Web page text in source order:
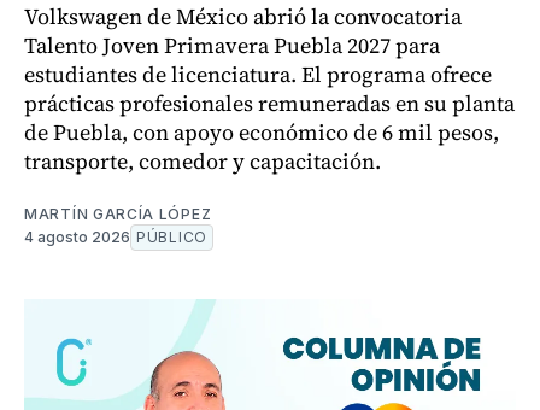
Volkswagen de México abrió la convocatoria
Talento Joven Primavera Puebla 2027 para
estudiantes de licenciatura. El programa ofrece
prácticas profesionales remuneradas en su planta
de Puebla, con apoyo económico de 6 mil pesos,
transporte, comedor y capacitación.
MARTÍN GARCÍA LÓPEZ
4 agosto 2026 PÚBLICO